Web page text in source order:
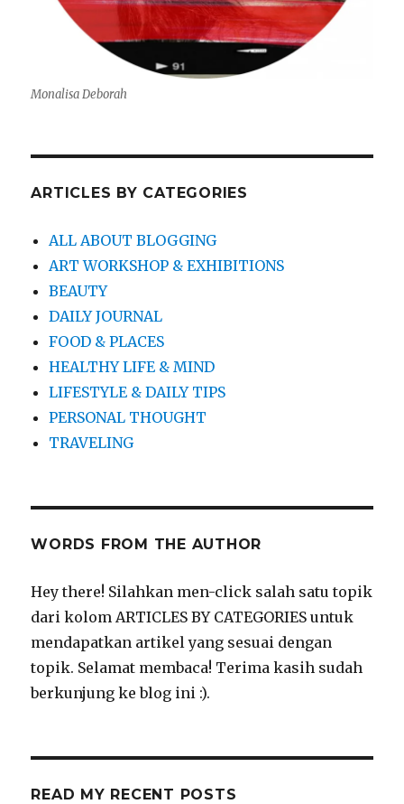
Monalisa Deborah
ARTICLES BY CATEGORIES
ALL ABOUT BLOGGING
ART WORKSHOP & EXHIBITIONS
BEAUTY
DAILY JOURNAL
FOOD & PLACES
HEALTHY LIFE & MIND
LIFESTYLE & DAILY TIPS
PERSONAL THOUGHT
TRAVELING
WORDS FROM THE AUTHOR
Hey there! Silahkan men-click salah satu topik
dari kolom ARTICLES BY CATEGORIES untuk
mendapatkan artikel yang sesuai dengan
topik. Selamat membaca! Terima kasih sudah
berkunjung ke blog ini :).
READ MY RECENT POSTS